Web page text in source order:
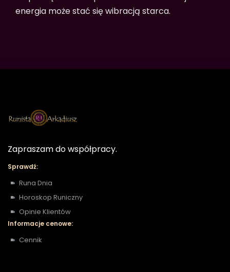
energia może stać się wibracją starca.
Zapraszam do współpracy.
Sprawdź:
Runa Dnia
Horoskop Runiczny
Opinie Klientów
Informacje cenowe:
Cennik